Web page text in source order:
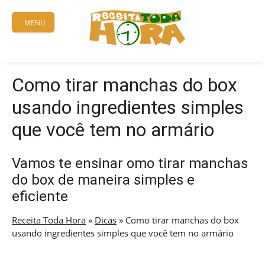
content
MENU
Como tirar manchas do box
usando ingredientes simples
que você tem no armário
Vamos te ensinar omo tirar manchas
do box de maneira simples e
eficiente
Receita Toda Hora » Dicas » Como tirar manchas do box
usando ingredientes simples que você tem no armário